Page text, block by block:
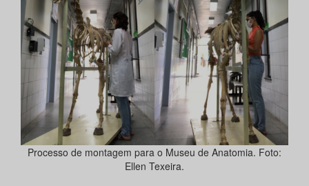
Processo de montagem para o Museu de Anatomia. Foto:
Ellen Texeira.